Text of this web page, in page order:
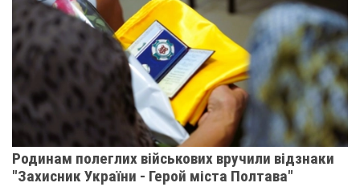
Родинам полеглих військових вручили відзнаки
"Захисник України - Герой міста Полтава"